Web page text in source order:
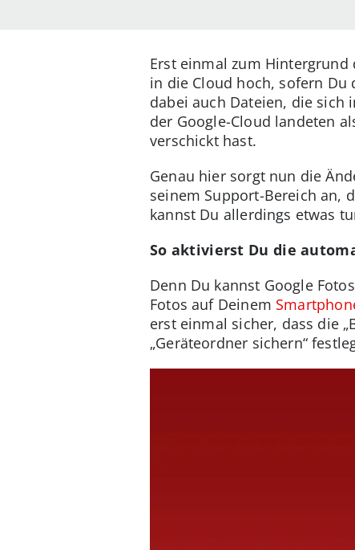
Erst einmal zum Hintergrund
in die Cloud hoch, sofern Du
dabei auch Dateien, die sich
der Google-Cloud landeten
verschickt hast.
Genau hier sorgt nun die
seinem Support-Bereich an,
kannst Du allerdings etwas
So aktivierst Du die
Denn Du kannst Google
Fotos auf Deinem
erst einmal sicher, dass die
„Geräteordner sichern“